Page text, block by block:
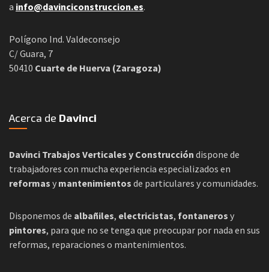
a info@davinciconstruccion.es.
Polígono Ind. Valdeconsejo
C/ Guara, 7
50410 Cuarte de Huerva (Zaragoza)
Acerca de Davinci
Davinci Trabajos Verticales y Construcción dispone de
trabajadores con mucha experiencia especializados en
reformas y mantenimientos de particulares y comunidades.
Disponemos de albañiles, electricistas, fontaneros y
pintores, para que no se tenga que preocupar por nada en sus
reformas, reparaciones o mantenimientos.